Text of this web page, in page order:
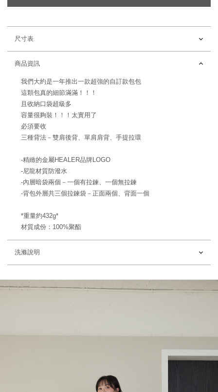
尺寸表
商品資訊
我們大約是一年推出一款超強的自訂款包包
這顆包真的細節滿滿！！！
且收納口袋超級多
容量很夠裝！！！太實用了
必須要收
三種背法－雙肩後背、單肩肩背、手提拉環
-精緻的金屬HEALER品牌LOGO
-尼龍材質防潑水
-內層暗袋兩個－一個有拉鍊、一個無拉鍊
-背包外層共三個拉鍊袋－正面兩個、背面一個
*重量約432g*
材質成份：100%聚酯
洗滌說明